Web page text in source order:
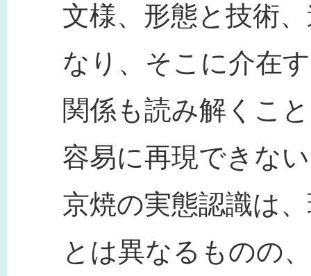
文様、形態と技術
なり、そこに介在
関係も読み解くこ
容易に再現できな
京焼の実態認識は
とは異なるものの